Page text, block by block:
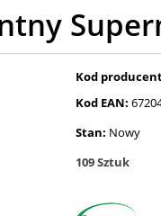
Kod
Kod EAN:
Stan: Nowy
109Sztuk